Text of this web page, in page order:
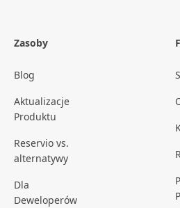
Zasoby
Blog
Aktualizacje
Produktu
Reservio vs.
alternatywy
Dla
Deweloperów